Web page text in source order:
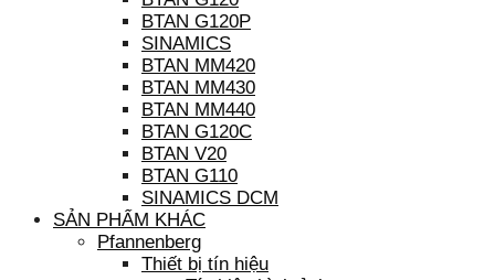
BTAN G120P
SINAMICS
BTAN MM420
BTAN MM430
BTAN MM440
BTAN G120C
BTAN V20
BTAN G110
SINAMICS DCM
SẢN PHẨM KHÁC
Pfannenberg
Thiết bị tín hiệu